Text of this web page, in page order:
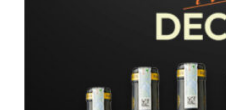
Không chỉ vậy, những viên sỏi còn hoạt động như một “bộ tản
nhiệt” tự nhiên. Chúng hấp thụ ánh nắng mặt trời vào ban ngày
và tỏa nhiệt ngược lại cho cây nho vào ban đêm, tạo môi
trường hoàn hảo để giống nho Cabernet Sauvignon chín chậm